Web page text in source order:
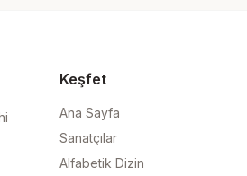
Keşfet
Ana Sayfa
Sanatçılar
Alfabetik Dizin